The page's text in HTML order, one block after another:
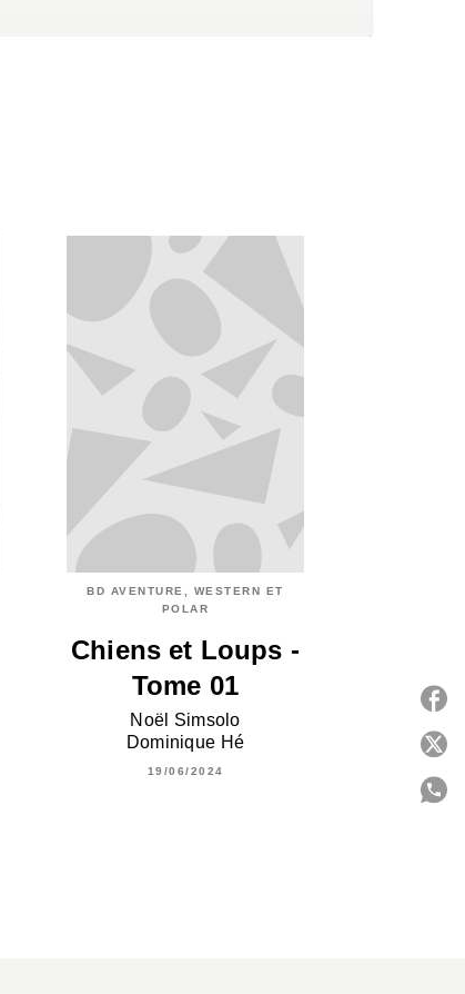
BD AVENTURE, WESTERN ET
POLAR
Chiens et Loups -
Tome 01
Noël Simsolo
Dominique Hé
19/06/2024